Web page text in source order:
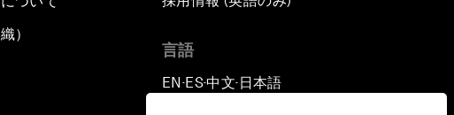
）
言語
EN ▪ ES▪中文▪ 日本語